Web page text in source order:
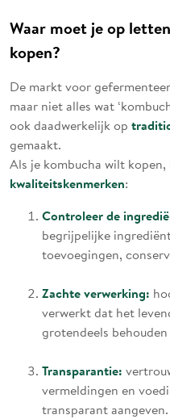
Waar moet je op
kopen?
De markt voor
maar niet alles wat
ook daadwerkelijk op
gemaakt.
Als je kombucha wilt kopen,
kwaliteitskenmerken:
Controleer de
begrijpelijke
toevoegingen,
Zachte verwerking:
verwerkt dat het
grotendeels
Transparantie:
vermeldingen en
transparant aangeven.